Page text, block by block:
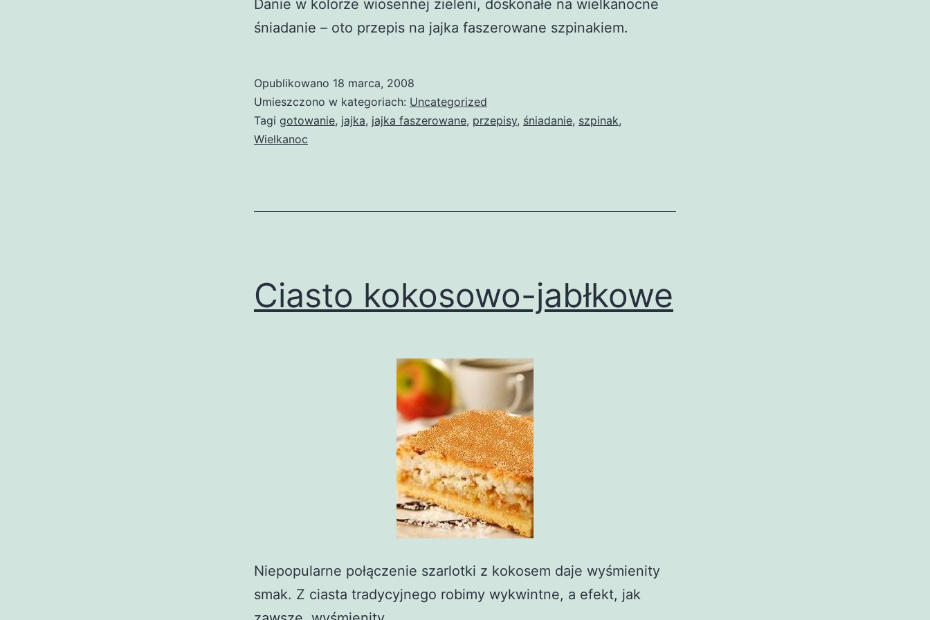
Danie w kolorze wiosennej zieleni, doskonałe na wielkanocne
śniadanie – oto przepis na jajka faszerowane szpinakiem.
Opublikowano 18 marca, 2008
Umieszczono w kategoriach: Uncategorized
Tagi gotowanie, jajka, jajka faszerowane, przepisy, śniadanie, szpinak,
Wielkanoc
Ciasto kokosowo-jabłkowe
Niepopularne połączenie szarlotki z kokosem daje wyśmienity
smak. Z ciasta tradycyjnego robimy wykwintne, a efekt, jak